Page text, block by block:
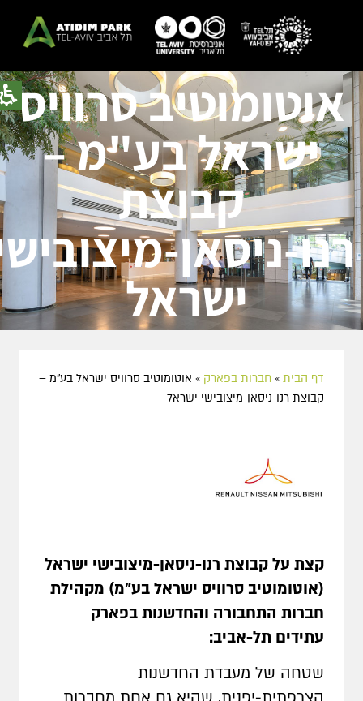
אוטומוטיב סרוויס
ישראל בע"מ –
קבוצת
רנו-ניסאן-מיצובישי
ישראל
דף הבית»חברות בפארק»אוטומוטיב סרוויס ישראל בע"מ –
קבוצת רנו-ניסאן-מיצובישי ישראל
קצת עלקבוצת רנו-ניסאן-מיצובישי ישראל
(אוטומוטיב סרוויס ישראל בע"מ)מקהילת
חברות התחבורה והחדשנות בפארק
עתידים תל-אביב:
שטחה של מעבדת החדשנות